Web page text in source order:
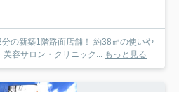
の新築1階路面店舗！ 約38㎡の使いや
容サロン・クリニック... もっと見る